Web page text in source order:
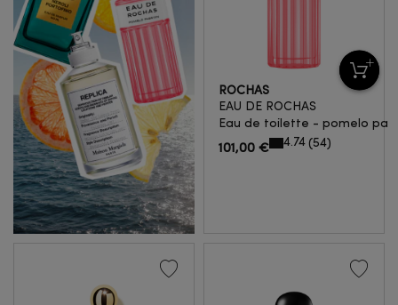
ROCHAS
EAU DE ROCHAS
Eau de toilette - pomelo
101,00 € 4.74 54